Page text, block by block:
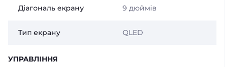
Діагональ екрану 9 дюймів
Тип екрану QLED
УПРАВЛІННЯ